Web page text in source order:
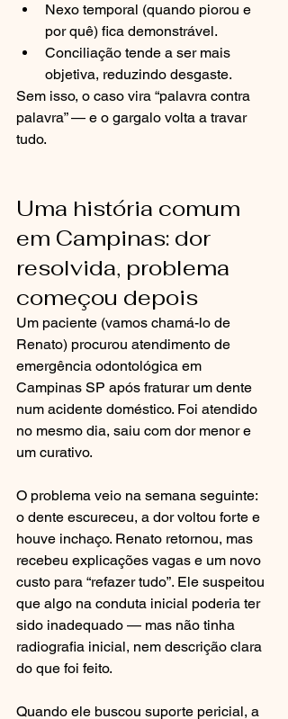
Nexo temporal (quando piorou e
por quê) fica demonstrável.
Conciliação tende a ser mais
objetiva, reduzindo desgaste.
Sem isso, o caso vira “palavra contra
palavra” — e o gargalo volta a travar
tudo.
Uma história comum
em Campinas: dor
resolvida, problema
começou depois
Um paciente (vamos chamá-lo de
Renato) procurou atendimento de
emergência odontológica em
Campinas SP após fraturar um dente
num acidente doméstico. Foi atendido
no mesmo dia, saiu com dor menor e
um curativo.
O problema veio na semana seguinte:
o dente escureceu, a dor voltou forte e
houve inchaço. Renato retornou, mas
recebeu explicações vagas e um novo
custo para “refazer tudo”. Ele suspeitou
que algo na conduta inicial poderia ter
sido inadequado — mas não tinha
radiografia inicial, nem descrição clara
do que foi feito.
Quando ele buscou suporte pericial, a